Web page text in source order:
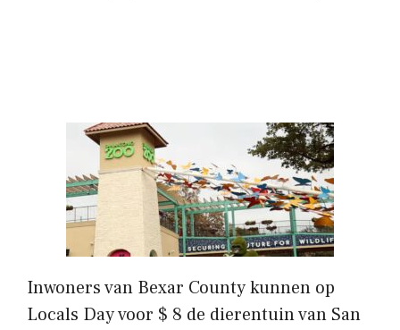
Inwoners van Bexar County kunnen op
Locals Day voor $ 8 de dierentuin van San